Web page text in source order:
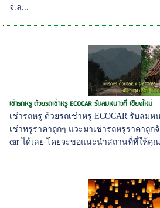
จ.ล...
เช่ารถหรู ด้วยรถเช่าหรู ECOCAR รับลมหนาวที่ เชียงใหม่
เช่ารถหรู ด้วยรถเช่าหรู ECOCAR รับลม
เช่าหรูราคาถูกๆ แวะมาเช่ารถหรูราคาถูกจั
car ได้เลย โดยจะขอแนะนำสถานที่ที่ให้คุ